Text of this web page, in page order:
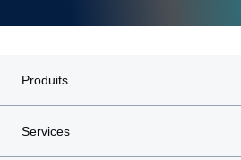
Produits
Services